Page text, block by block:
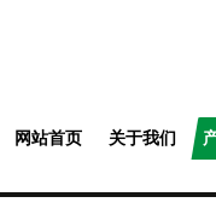
网站首页 关于我们